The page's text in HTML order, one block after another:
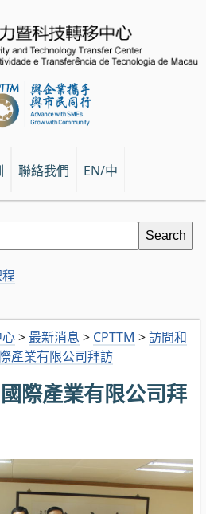
聯絡我們 EN/中
> 最新消息 > CPTTM >訪問和
產業有限公司拜訪
際產業有限公司拜